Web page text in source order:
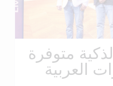
متوفرة
العربية